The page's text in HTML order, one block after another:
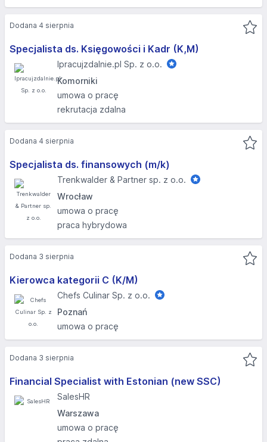
Specjalista ds. Księgowości i Kadr (K,M)
Ipracujzdalnie.pl Sp. z o.o.
Komorniki
umowa o pracę
rekrutacja zdalna
Dodana 4 sierpnia
Specjalista ds. finansowych (m/k)
Trenkwalder & Partner sp. z o.o.
Wrocław
umowa o pracę
praca hybrydowa
Dodana 4 sierpnia
Kierowca kategorii C (K/M)
Chefs Culinar Sp. z o.o.
Poznań
umowa o pracę
Dodana 3 sierpnia
Financial Specialist with Estonian (new SSC)
SalesHR
Warszawa
umowa o pracę
Dodana 3 sierpnia